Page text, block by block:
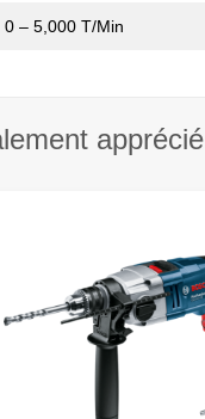
0 – 5,000 T/min
apprécié